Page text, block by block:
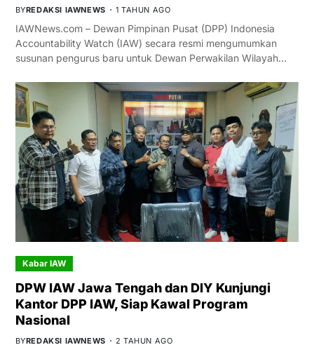
BYREDAKSI IAWNEWS 1 TAHUN AGO
IAWNews.com – Dewan Pimpinan Pusat (DPP) Indonesia
Accountability Watch (IAW) secara resmi mengumumkan
susunan pengurus baru untuk Dewan Perwakilan Wilayah…
Kabar IAW
DPW IAW Jawa Tengah dan DIY Kunjungi
Kantor DPP IAW, Siap Kawal Program
Nasional
BYREDAKSI IAWNEWS 2 TAHUN AGO